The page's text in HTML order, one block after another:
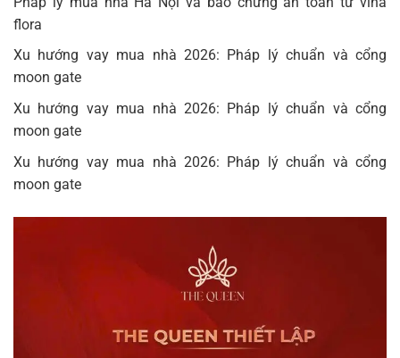
flora
Xu hướng vay mua nhà 2026: Pháp lý chuẩn và cổng
moon gate
Xu hướng vay mua nhà 2026: Pháp lý chuẩn và cổng
moon gate
Xu hướng vay mua nhà 2026: Pháp lý chuẩn và cổng
moon gate